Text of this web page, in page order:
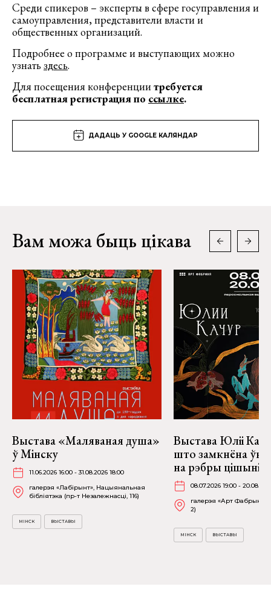
Среди спикеров – эксперты в сфере госуправления и
самоуправления, представители власти и
общественных организаций.
Подробнее о программе и выступающих можно
узнатьздесь.
Для посещения конференциитребуется
бесплатная регистрация по ссылке.
ДАДАЦЬ У GOOGLE КАЛЯНДАР
Вам можа быць цікава
Выстава «Маляваная душа»
ў Мінску
11.06.2026 16:00 - 31.08.2026 18:00
галерэя «Лабірынт», Нацыянальная
бібліятэка (пр-т Незалежнасці, 116)
МІНСК ВЫСТАВЫ
Выстава Юліі
што замкнёна
на рэбры цішыні»
08.07.2026 19:00 -
галерэя «Арт Фабрыка»
2)
МІНСК ВЫСТАВЫ